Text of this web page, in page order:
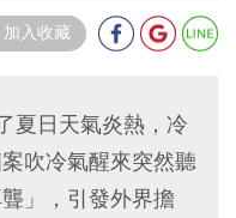
加入收藏
夏日天氣炎熱，冷
吹冷氣醒來突然聽
」，引發外界擔